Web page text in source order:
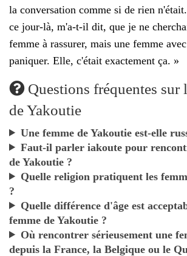
la conversation comme si de rien
ce jour-là, m'a-t-il dit, que je ne
femme à rassurer, mais une femme
paniquer. Elle, c'était exactement ça. »
Questions fréquentes sur
de Yakoutie
Une femme de Yakoutie est-elle
Faut-il parler iakoute pour
de Yakoutie ?
Quelle religion pratiquent les
?
Quelle différence d'âge est
femme de Yakoutie ?
Où rencontrer sérieusement une
depuis la France, la Belgique ou le